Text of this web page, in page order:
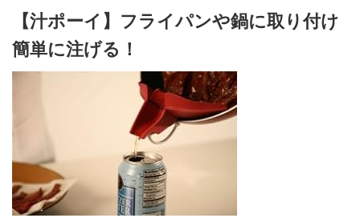
【汁ポーイ】フライパンや鍋に取り付け
簡単に注げる！